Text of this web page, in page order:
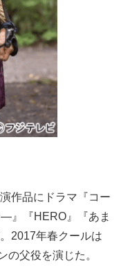
作品にドラマ『コー
―』『HERO』『あま
2017年春クールは
の父役を演じた。